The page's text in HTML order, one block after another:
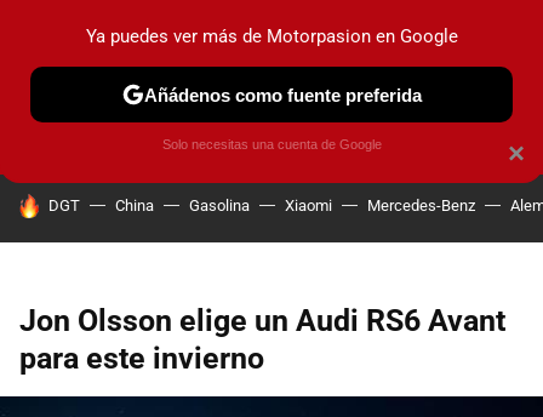
PRUEBAS COCHES ELÉCTRICOS OBSERVATORIO
HOY SE HABLA DE
DGT China Gasolina Xiaomi Mercedes-Benz
Jon Olsson elige un Audi RS6 Avant
para este invierno
×
Ya puedes ver más de Motorpasion en Google
Añádenos como fuente preferida
Solo necesitas una cuenta de Google